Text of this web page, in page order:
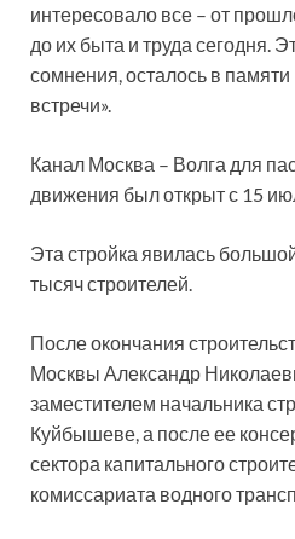
интересовало все – от
до их быта и труда сегодня.
сомнения, осталось в памяти
встречи».
Канал Москва – Волга для
движения был открыт с 15
Эта стройка явилась
тысяч строителей.
После окончания
Москвы Александр
заместителем начальника
Куйбышеве, а после ее
сектора капитального
комиссариата водного